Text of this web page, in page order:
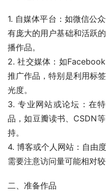
1. 自媒体平台：如微信公
有庞大的用户基础和活跃
播作品。
2. 社交媒体：如
推广作品，特别是利用标
光度。
3. 专业网站或论坛：在
品，如豆瓣读书、CSDN
持。
4. 博客或个人网站：自由
需要注意访问量可能相对较
二、准备作品